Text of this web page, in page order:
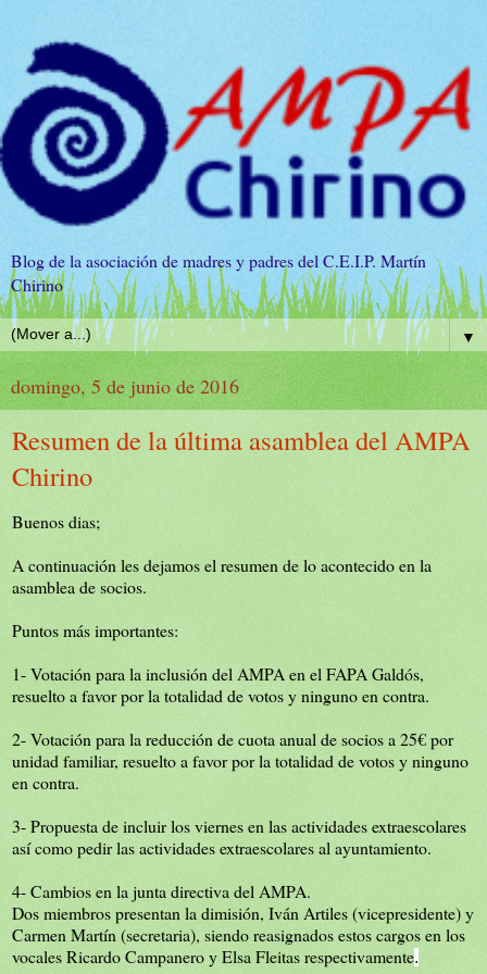
Blog de la asociación de madres y padres del C.E.I.P. Martín
Chirino
▼
domingo, 5 de junio de 2016
Resumen de la última asamblea del AMPA
Chirino
Buenos dias;
A continuación les dejamos el resumen de lo acontecido en la
asamblea de socios.
Puntos más importantes:
1- Votación para la inclusión del AMPA en el FAPA Galdós,
resuelto a favor por la totalidad de votos y ninguno en contra.
2- Votación para la reducción de cuota anual de socios a 25€ por
unidad familiar, resuelto a favor por la totalidad de votos y ninguno
en contra.
3- Propuesta de incluir los viernes en las actividades extraescolares
así como pedir las actividades extraescolares al ayuntamiento.
4- Cambios en la junta directiva del AMPA.
Dos miembros presentan la dimisión, Iván Artiles (vicepresidente) y
Carmen Martín (secretaria), siendo reasignados estos cargos en los
vocales Ricardo Campanero y Elsa Fleitas respectivamente.